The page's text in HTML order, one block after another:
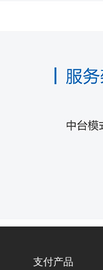
支付产品